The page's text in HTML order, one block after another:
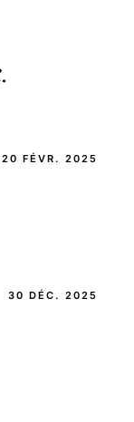
.
20 FÉVR. 2025
30 DÉC. 2025